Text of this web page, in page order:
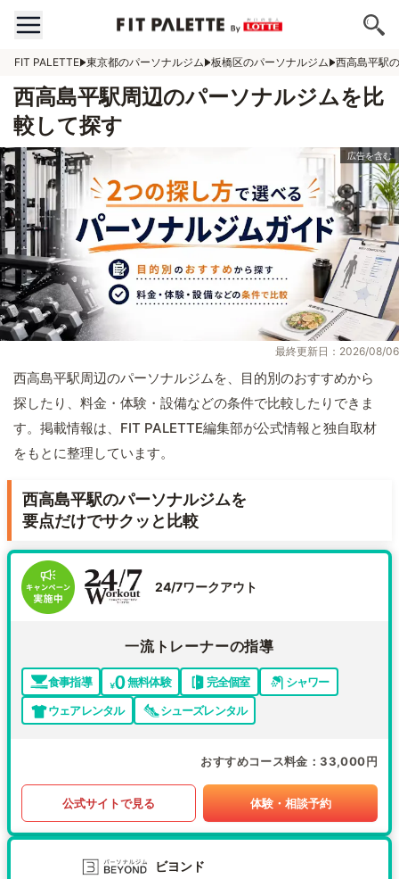
FIT PALETTE 東京都のパーソナルジム 板橋区のパーソナルジム 西高島平駅
西高島平駅周辺のパーソナルジムを比
較して探す
最終更新日：2026/08/06
西高島平駅周辺のパーソナルジムを、目的別のおすすめから
探したり、料金・体験・設備などの条件で比較したりできま
す。掲載情報は、FIT PALETTE編集部が公式情報と独自取材
をもとに整理しています。
西高島平駅のパーソナルジムを
要点だけでサクッと比較
24/7ワークアウト
一流トレーナーの指導
食事指導 無料体験 完全個室
シャワー
ウェアレンタル
シューズレンタル
おすすめコース料金 33,000円
公式サイトで見る 体験・相談予約
ビヨンド